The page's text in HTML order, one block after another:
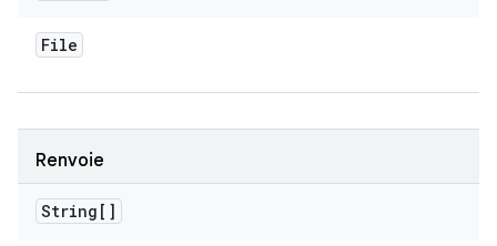
File
Renvoie
String[]